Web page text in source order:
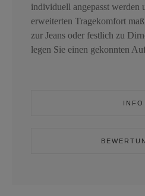
individuell angepasst werden
erweiterten Tragekomfort
zur Jeans oder festlich zu
legen Sie einen gekonnten
INFO